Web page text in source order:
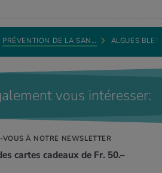
PRÉVENTION DE LA SAN… ALGUES
vous intéresser:
À NOTRE NEWSLETTER
cartes cadeaux de Fr. 50.–